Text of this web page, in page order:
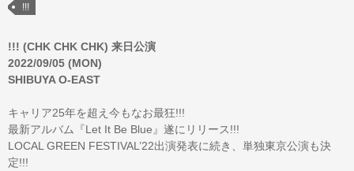
!!!
!!! (CHK CHK CHK) 来日公演
2022/09/05 (MON)
SHIBUYA O-EAST
キャリア25年を超え今もなお最狂!!!
最新アルバム『Let It Be Blue』遂にリリース!!!
LOCAL GREEN FESTIVAL’22出演発表に続き、単独東京公演も決
定!!!